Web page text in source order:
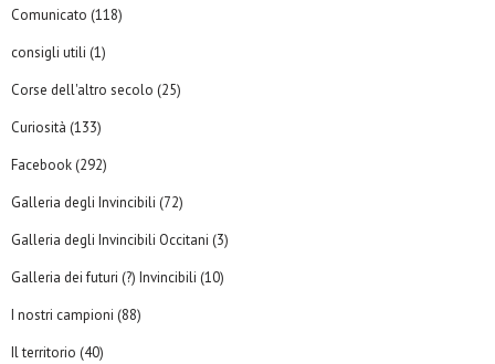
Comunicato (118)
consigli utili (1)
Corse dell'altro secolo (25)
Curiosità (133)
Facebook (292)
Galleria degli Invincibili (72)
Galleria degli Invincibili Occitani (3)
Galleria dei futuri (?) Invincibili (10)
I nostri campioni (88)
Il territorio (40)